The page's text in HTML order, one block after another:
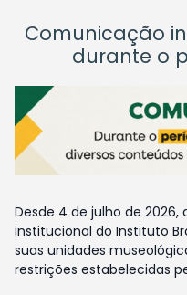
Comunicação
durante o
Desde 4 de julho de
institucional do Instituto
suas unidades
restrições estabelecidas